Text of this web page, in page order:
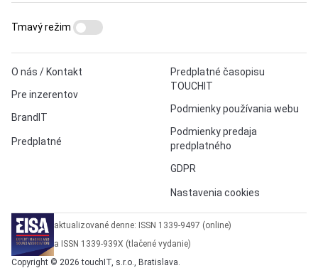
O nás / Kontakt
Pre inzerentov
BrandIT
Predplatné
Predplatné časopisu
TOUCHIT
Podmienky používania webu
Podmienky predaja
predplatného
GDPR
Nastavenia cookies
Tmavý režim
aktualizované denne: ISSN 1339-9497 (online)
a ISSN 1339-939X (tlačené vydanie)
Copyright © 2026 touchIT, s.r.o., Bratislava.